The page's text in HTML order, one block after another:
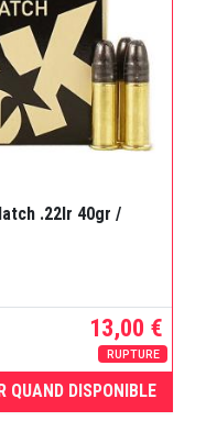
.22lr 40gr /
13,00 €
RUPTURE
QUAND DISPONIBLE